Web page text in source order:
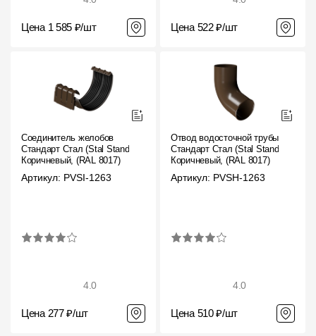
Цена 1 585 ₽/шт Цена 522 ₽/шт
Соединитель желобов
Стандарт Стал (Stal Standard)
Коричневый, (RAL 8017)
Артикул: PVSI-1263
4.0
Цена 277 ₽/шт
Отвод водосточной трубы
Стандарт Стал (Stal Standard)
Коричневый, (RAL 8017)
Артикул: PVSH-1263
4.0
Цена 510 ₽/шт